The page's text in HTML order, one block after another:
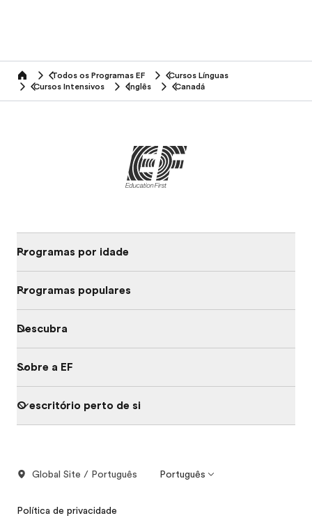
home Todos os Programas EF
Cursos Línguas
Cursos Intensivos
Inglês Canadá
Programas por idade
Programas populares
Descubra
Sobre a EF
O escritório perto de si
Global Site / Português Português
Política de privacidade